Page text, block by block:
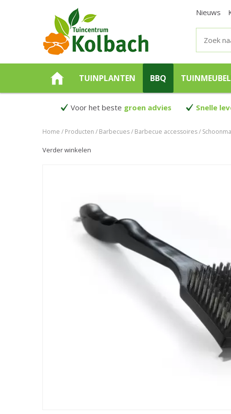
Home Producten Barbecues Barbecue accessoires
Nieuws
TUINPLANTEN BBQ
Voor het beste groen advies Snelle
Verder winkelen